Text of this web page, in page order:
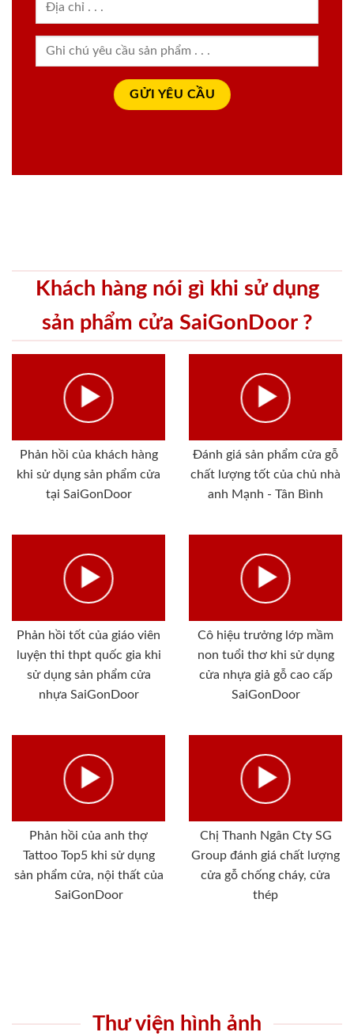
Khách hàng nói gì khi sử dụng
sản phẩm cửa SaiGonDoor ?
Phản hồi của khách hàng
khi sử dụng sản phẩm cửa
tại SaiGonDoor
Đánh giá sản phẩm cửa gỗ
chất lượng tốt của chủ nhà
anh Mạnh - Tân Bình
Phản hồi tốt của giáo viên
luyện thi thpt quốc gia khi
sử dụng sản phẩm cửa
nhựa SaiGonDoor
Cô hiệu trưởng lớp mầm
non tuổi thơ khi sử dụng
cửa nhựa giả gỗ cao cấp
SaiGonDoor
Phản hồi của anh thợ
Tattoo Top5 khi sử dụng
sản phẩm cửa, nội thất của
SaiGonDoor
Chị Thanh Ngân Cty SG
Group đánh giá chất lượng
cửa gỗ chống cháy, cửa
thép
Thư viện hình ảnh